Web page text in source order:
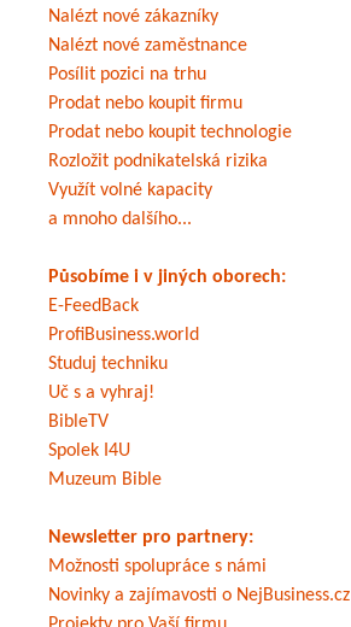
Nalézt nové zákazníky
Nalézt nové zaměstnance
Posílit pozici na trhu
Prodat nebo koupit firmu
Prodat nebo koupit technologie
Rozložit podnikatelská rizika
Využít volné kapacity
a mnoho dalšího...
Působíme i v jiných oborech:
E-FeedBack
ProfiBusiness.world
Studuj techniku
Uč s a vyhraj!
BibleTV
Spolek I4U
Muzeum Bible
Newsletter pro partnery:
Možnosti spolupráce s námi
Novinky a zajímavosti o NejBusiness.cz